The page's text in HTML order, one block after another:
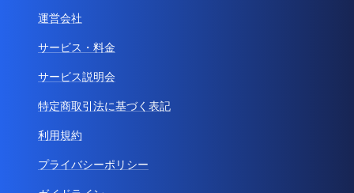
運営会社
サービス・料金
サービス説明会
特定商取引法に基づく表記
利用規約
プライバシーポリシー